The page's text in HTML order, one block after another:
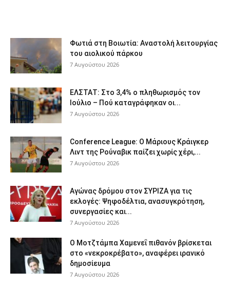
Φωτιά στη Βοιωτία: Αναστολή λειτουργίας
του αιολικού πάρκου
7 Αυγούστου 2026
ΕΛΣΤΑΤ: Στο 3,4% ο πληθωρισμός τον
Ιούλιο – Πού καταγράφηκαν οι...
7 Αυγούστου 2026
Conference League: Ο Μάριους Κράιγκερ
Λιντ της Ρούναβικ παίζει χωρίς χέρι,...
7 Αυγούστου 2026
Αγώνας δρόμου στον ΣΥΡΙΖΑ για τις
εκλογές: Ψηφοδέλτια, ανασυγκρότηση,
συνεργασίες και...
7 Αυγούστου 2026
Ο Μοτζτάμπα Χαμενεΐ πιθανόν βρίσκεται
στο «νεκροκρέβατο», αναφέρει ιρανικό
δημοσίευμα
7 Αυγούστου 2026